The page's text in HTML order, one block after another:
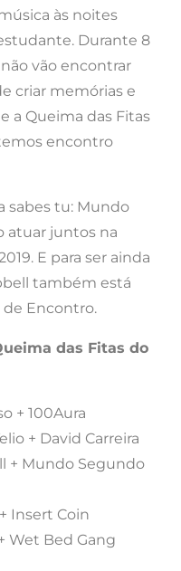
às noites
Durante 8
vão encontrar
criar memórias e
a Queima das Fitas
encontro
sabes tu: Mundo
atuar juntos na
E para ser ainda
também está
Encontro.
das Fitas do
+ 100Aura
+ David Carreira
+ Mundo Segundo
Insert Coin
Wet Bed Gang